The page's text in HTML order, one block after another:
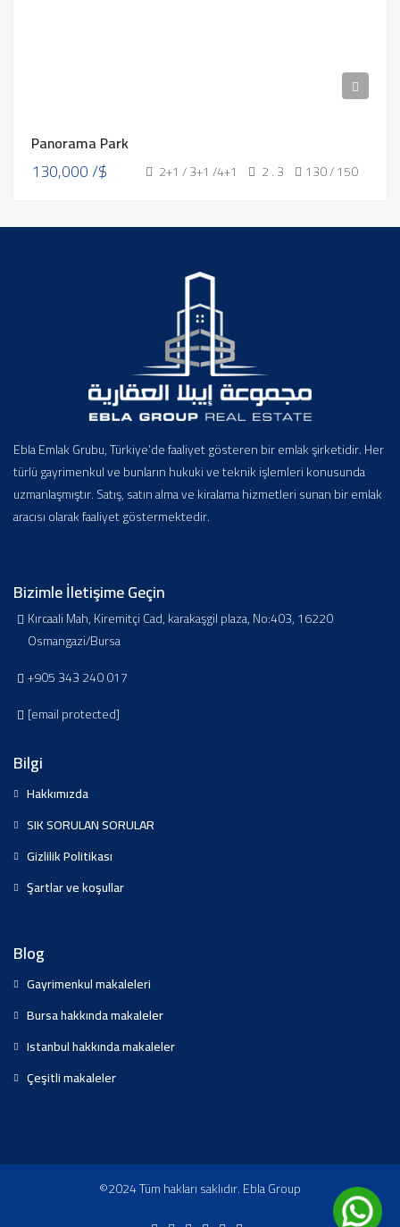
Panorama Park
130,000 /$ 2+1 / 3+1 /4+1 2 . 3 130 / 150
Ebla Emlak Grubu, Türkiye’de faaliyet gösteren bir emlak şirketidir. Her
türlü gayrimenkul ve bunların hukuki ve teknik işlemleri konusunda
uzmanlaşmıştır. Satış, satın alma ve kiralama hizmetleri sunan bir emlak
aracısı olarak faaliyet göstermektedir.
Bizimle İletişime Geçin
Kırcaali Mah, Kiremitçi Cad, karakaşgil plaza, No:403, 16220
Osmangazi/Bursa
+905 343 240 017
[email protected]
Bilgi
Hakkımızda
SIK SORULAN SORULAR
Gizlilik Politikası
Şartlar ve koşullar
Blog
Gayrimenkul makaleleri
Bursa hakkında makaleler
Istanbul hakkında makaleler
Çeşitli makaleler
©2024 Tüm hakları saklıdır. Ebla Group